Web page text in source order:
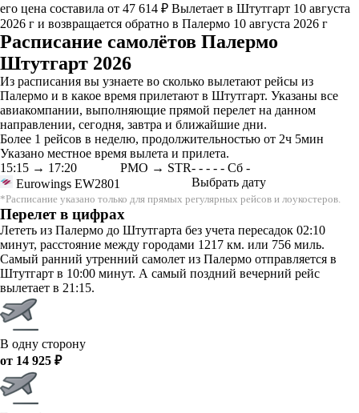
его цена составила от 47 614 ₽ Вылетает в Штутгарт 10 августа
2026 г и возвращается обратно в Палермо 10 августа 2026 г
Расписание самолётов Палермо
Штутгарт 2026
Из расписания вы узнаете во сколько вылетают рейсы из
Палермо и в какое время прилетают в Штутгарт. Указаны все
авиакомпании, выполняющие прямой перелет на данном
направлении, сегодня, завтра и ближайшие дни.
Более 1 рейсов в неделю, продолжительностью от 2ч 5мин
Указано местное время вылета и прилета.
15:15 → 17:20
Eurowings EW2801
PMO → STR- - - - - Сб -
Выбрать дату
*Расписание указано только для прямых регулярных рейсов и лоукостеров.
Перелет в цифрах
Лететь из Палермо до Штутгарта без учета пересадок 02:10
минут, расстояние между городами 1217 км. или 756 миль.
Самый ранний утренний самолет из Палермо отправляется в
Штутгарт в 10:00 минут. А самый поздний вечерний рейс
вылетает в 21:15.
В одну сторону
от 14 925 ₽